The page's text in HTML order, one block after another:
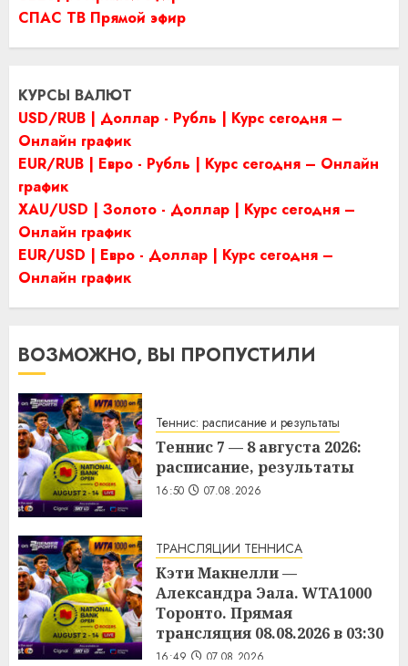
СПАС ТВ Прямой эфир
КУРСЫ ВАЛЮТ
USD/RUB | Доллар - Рубль | Курс сегодня –
Онлайн график
EUR/RUB | Евро - Рубль | Курс сегодня – Онлайн
график
XAU/USD | Золото - Доллар | Курс сегодня –
Онлайн график
EUR/USD | Евро - Доллар | Курс сегодня –
Онлайн график
ВОЗМОЖНО, ВЫ ПРОПУСТИЛИ
Теннис: расписание и результаты
Теннис 7 — 8 августа 2026:
расписание, результаты
16:50 07.08.2026
ТРАНСЛЯЦИИ ТЕННИСА
Кэти Макнелли —
Александра Эала. WTA1000
Торонто. Прямая
трансляция 08.08.2026 в 03:30
16:49 07.08.2026